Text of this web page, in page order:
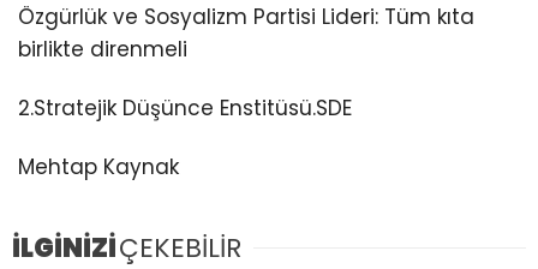
Özgürlük ve Sosyalizm Partisi Lideri: Tüm kıta
birlikte direnmeli
2.Stratejik Düşünce Enstitüsü.SDE
Mehtap Kaynak
İLGİNİZİÇEKEBİLİR